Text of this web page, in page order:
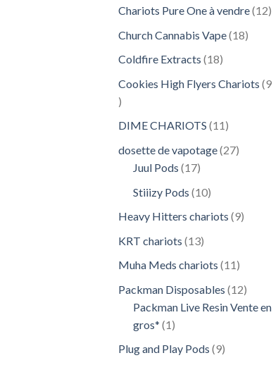
Chariots Pure One à vendre 1212
Church Cannabis Vape 1818
Coldfire Extracts 1818
Cookies High Flyers Chariots 9
9
DIME CHARIOTS 1111
dosette de vapotage 2727
Juul Pods 1717
Stiiizy Pods 1010
Heavy Hitters chariots 99
KRT chariots 1313
Muha Meds chariots 1111
Packman Disposables 1212
produits
Packman Live Resin Vente en
gros* 11
Plug and Play Pods 99